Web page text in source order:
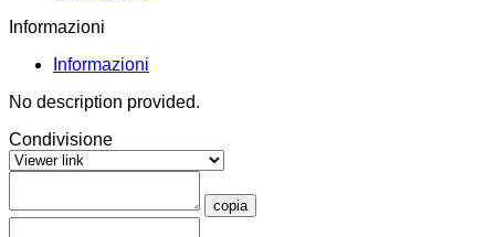
Informazioni
Informazioni
No description provided.
Condivisione
copia